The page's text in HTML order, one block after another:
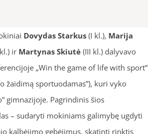
Dovydas Starkus(I kl.), Marija
ir Martynas Skiutė(III kl.) dalyvavo
„Win the game of life with sport”
žaidimą sportuodamas”), kuri vyko
gimnazijoje. Pagrindinis šios
– sudaryti mokiniams galimybę ugdyti
kalbėjimo gebėjimus, skatinti rinktis